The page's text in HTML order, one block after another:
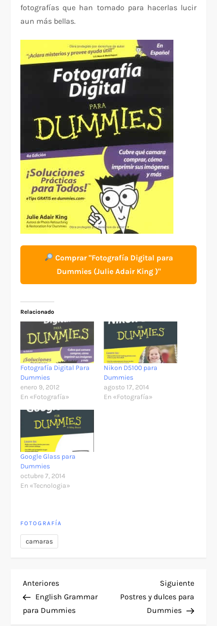
fotografías que han tomado para hacerlas lucir
aun más bellas.
Comprar "Fotografía Digital para
Dummies (Julie Adair King )"
Relacionado
Fotografía Digital Para
Dummies
enero 9, 2012
En «Fotografía»
Nikon D5100 para
Dummies
agosto 17, 2014
En «Fotografía»
Google Glass para
Dummies
octubre 7, 2014
En «Tecnologia»
FOTOGRAFÍA
camaras
N
a
Entrada
anterior
Anteriores
English Grammar
para Dummies
Siguiente
Postres y dulces para
Dummies